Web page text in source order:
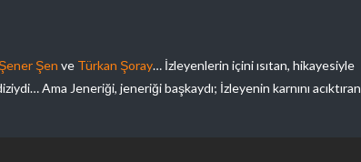
Şen ve Türkan Şoray… İzleyenlerin içini ısıtan, hikayesiyle
Ama Jeneriği, jeneriği başkaydı; İzleyenin karnını acıktıran